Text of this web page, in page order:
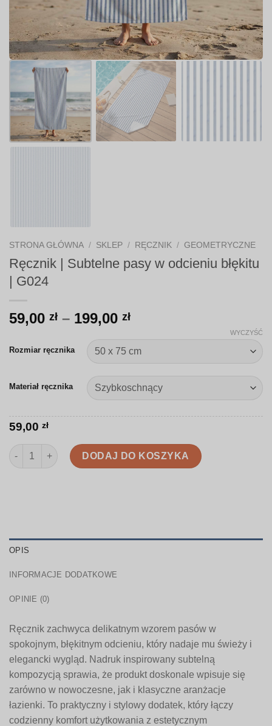
STRONA GŁÓWNA / SKLEP / RĘCZNIK / GEOMETRYCZNE
Ręcznik | Subtelne pasy w odcieniu błękitu
| G024
59,00 zł – 199,00 złZakres
od
59,00 zł
do
199,00 zł
Rozmiar ręcznika
Materiał ręcznika
WYCZYŚĆ
59,00 zł
ilość Ręcznik | Subtelne pasy w odcieniu błękitu | G024
DODAJ DO KOSZYKA
OPIS
INFORMACJE DODATKOWE
OPINIE (0)
Ręcznik zachwyca delikatnym wzorem pasów w
spokojnym, błękitnym odcieniu, który nadaje mu świeży i
elegancki wygląd. Nadruk inspirowany subtelną
kompozycją sprawia, że produkt doskonale wpisuje się
zarówno w nowoczesne, jak i klasyczne aranżacje
łazienki. To praktyczny i stylowy dodatek, który łączy
codzienny komfort użytkowania z estetycznym